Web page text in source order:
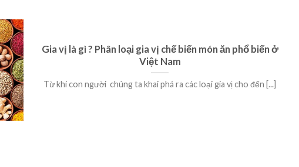
Gia vị là gì ? Phân loại gia vị chế biến món ăn phổ biến ở
Việt Nam
Từ khi con người chúng ta khai phá ra các loại gia vị cho đến [...]